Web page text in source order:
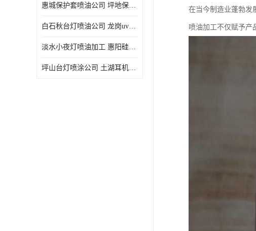
惠城保护套喷油公司 坪地保护套喷油 良鸿塑胶五金
白石秋台灯喷油公司 龙岗uv喷油 良鸿塑胶五金
淡水小夜灯喷油加工 惠阳硅胶喷油 良鸿塑胶五金
坪山台灯喷涂公司 土湖耳机喷涂 加工定制
在当今制造业蓬勃发
喷油加工不仅赋予产